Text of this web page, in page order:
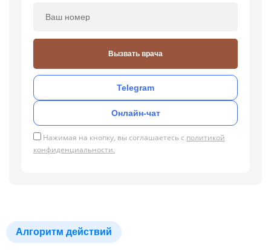
Вызвать врача
Telegram
Онлайн-чат
Нажимая на кнопку, вы соглашаетесь с политикой
конфиденциальности.
Алгоритм действий